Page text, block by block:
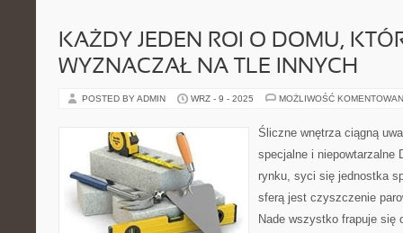
KAŻDY JEDEN ROI O DOMU,
WYZNACZAŁ NA TLE INNYCH
POSTED BY ADMIN WRZ - 9 - 2025 MOŻLIWOŚĆ
Śliczne wnętrza ciągną
specjalne i niepowtarzalne
rynku, syci się jednostka
sferą jest czyszczenie
Nade wszystko frapuje się